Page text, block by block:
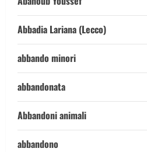
Abbadia Lariana (Lecco)
abbando minori
abbandonata
Abbandoni animali
abbandono